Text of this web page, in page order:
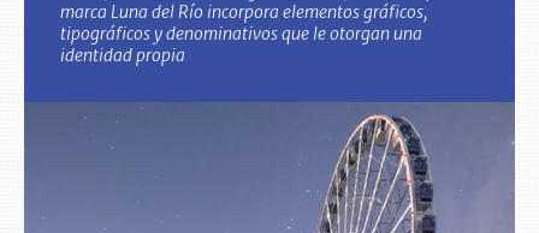
marca Luna del Río incorpora elementos gráficos,
tipográficos y denominativos que le otorgan una
identidad propia